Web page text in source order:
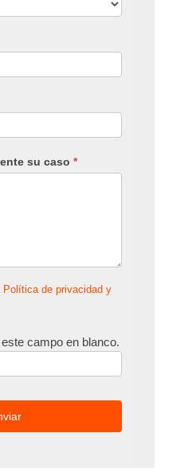
su caso*
Política de privacidad y
campo en blanco.